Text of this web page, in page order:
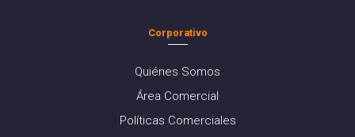
Corporativo
Quiénes Somos
Área Comercial
Políticas Comerciales